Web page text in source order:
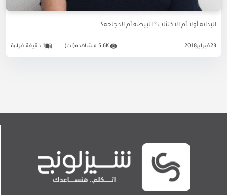
البدانة أولا أم الاكتئاب؟ البيضة أم الدجاجة؟!
23فبراير2018 5.6K مشاهده(ات) 1 دقيقة قراءة